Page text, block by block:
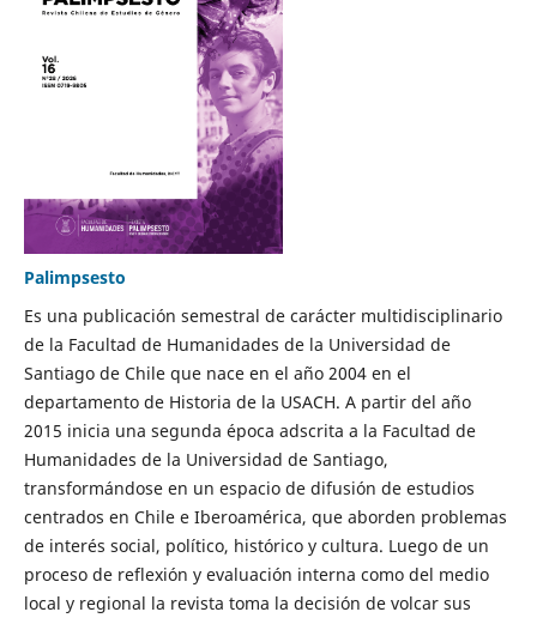
Palimpsesto
Es una publicación semestral de carácter multidisciplinario
de la Facultad de Humanidades de la Universidad de
Santiago de Chile que nace en el año 2004 en el
departamento de Historia de la USACH. A partir del año
2015 inicia una segunda época adscrita a la Facultad de
Humanidades de la Universidad de Santiago,
transformándose en un espacio de difusión de estudios
centrados en Chile e Iberoamérica, que aborden problemas
de interés social, político, histórico y cultura. Luego de un
proceso de reflexión y evaluación interna como del medio
local y regional la revista toma la decisión de volcar sus